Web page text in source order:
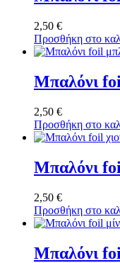
2,50 €
Προσθήκη στο
Μπαλόνι
2,50 €
Προσθήκη στο
Μπαλόνι
2,50 €
Προσθήκη στο
Μπαλόνι